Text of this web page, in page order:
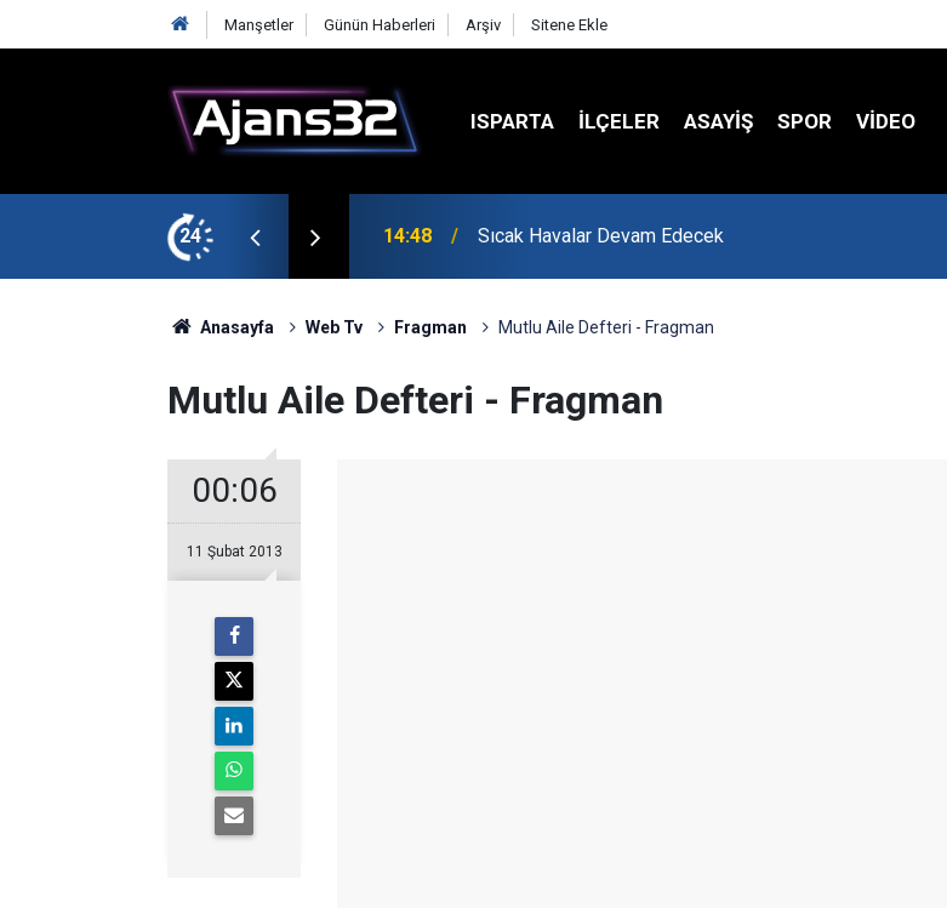
Manşetler Günün Haberleri Arşiv Sitene Ekle
ISPARTA İLÇELER ASAYİŞ SPOR VIDEO
24 14:19 Isparta-konya Yolunda Çalışmalar Hız Kesmeden Sürüyor
Anasayfa Web Tv Fragman Mutlu Aile Defteri - Fragman
Mutlu Aile Defteri - Fragman
00:06
11 Şubat 2013